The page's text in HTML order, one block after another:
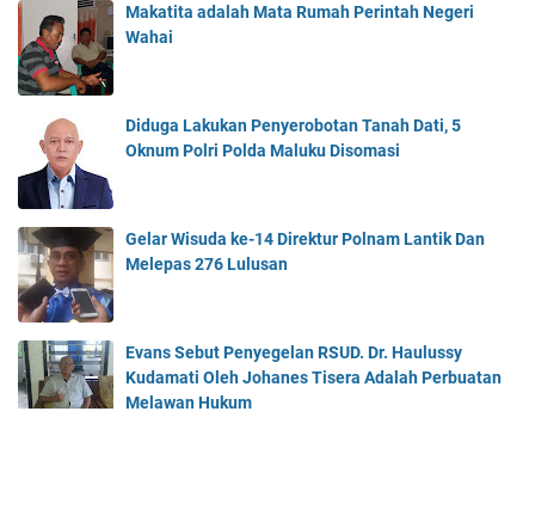
Makatita adalah Mata Rumah Perintah Negeri
Wahai
Diduga Lakukan Penyerobotan Tanah Dati, 5
Oknum Polri Polda Maluku Disomasi
Gelar Wisuda ke-14 Direktur Polnam Lantik Dan
Melepas 276 Lulusan
Evans Sebut Penyegelan RSUD. Dr. Haulussy
Kudamati Oleh Johanes Tisera Adalah Perbuatan
Melawan Hukum